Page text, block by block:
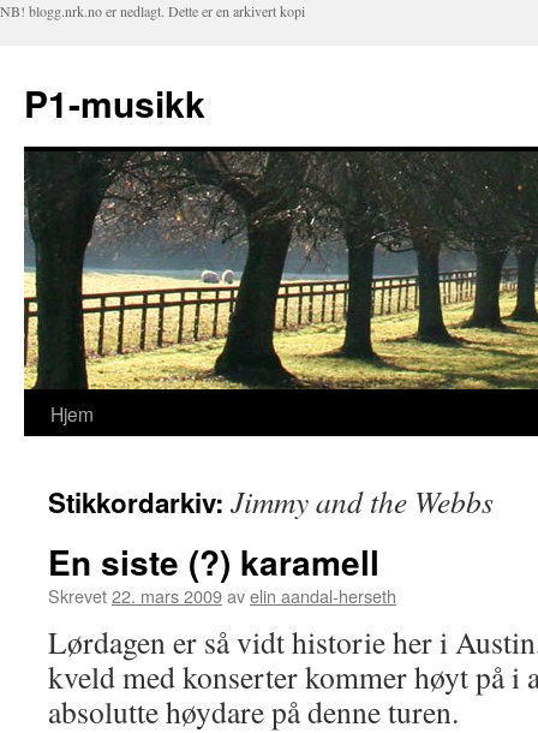
NB! blogg.nrk.no er nedlagt. Dette er en arkivert kopi
P1-musikk
Hopp
innhold
Hjem
Stikkordarkiv: Jimmy and the Webbs
En siste (?) karamell
Skrevet22. mars 2009avelin aandal-herseth
Lørdagen er så vidt historie her i
kveld med konserter kommer høyt på i
absolutte høydare på denne turen.